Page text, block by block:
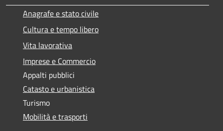
Anagrafe e stato civile
Cultura e tempo libero
Vita lavorativa
Imprese e Commercio
Appalti pubblici
Catasto e urbanistica
Turismo
Mobilità e trasporti